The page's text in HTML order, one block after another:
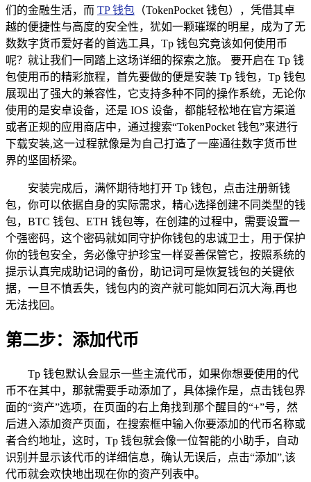
们的金融生活，而 TP 钱包 （TokenPocket 钱包），凭借其卓
越的便捷性与高度的安全性，犹如一颗璀璨的明星，成为了无
数数字货币爱好者的首选工具，Tp 钱包究竟该如何使用币
呢？就让我们一同踏上这场详细的探索之旅。 要开启在 Tp 钱
包使用币的精彩旅程，首先要做的便是安装 Tp 钱包，Tp 钱包
展现出了强大的兼容性，它支持多种不同的操作系统，无论你
使用的是安卓设备，还是 IOS 设备，都能轻松地在官方渠道
或者正规的应用商店中，通过搜索“TokenPocket 钱包”来进行
下载安装,这一过程就像是为自己打造了一座通往数字货币世
界的坚固桥梁。
安装完成后，满怀期待地打开 Tp 钱包，点击注册新钱
包，你可以依据自身的实际需求，精心选择创建不同类型的钱
包，BTC 钱包、ETH 钱包等，在创建的过程中，需要设置一
个强密码，这个密码就如同守护你钱包的忠诚卫士，用于保护
你的钱包安全，务必像守护珍宝一样妥善保管它，按照系统的
提示认真完成助记词的备份，助记词可是恢复钱包的关键依
据，一旦不慎丢失，钱包内的资产就可能如同石沉大海,再也
无法找回。
第二步：添加代币
Tp 钱包默认会显示一些主流代币，如果你想要使用的代
币不在其中，那就需要手动添加了，具体操作是，点击钱包界
面的“资产”选项，在页面的右上角找到那个醒目的“+”号，然
后进入添加资产页面，在搜索框中输入你要添加的代币名称或
者合约地址，这时，Tp 钱包就会像一位智能的小助手，自动
识别并显示该代币的详细信息，确认无误后，点击“添加”,该
代币就会欢快地出现在你的资产列表中。